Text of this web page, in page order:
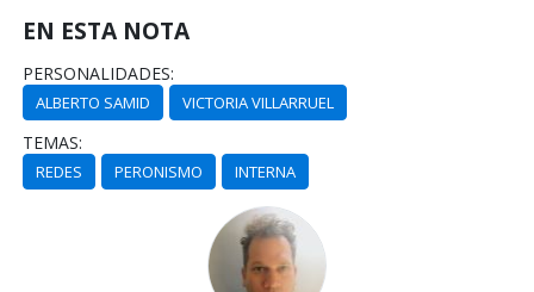
EN ESTA NOTA
PERSONALIDADES:
ALBERTO SAMID VICTORIA VILLARRUEL
TEMAS:
REDES PERONISMO INTERNA